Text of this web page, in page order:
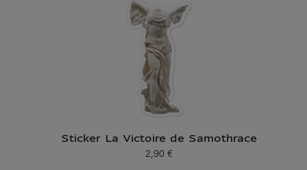
Sticker La Victoire de Samothrace
Prix ​​actuel
2,90 €